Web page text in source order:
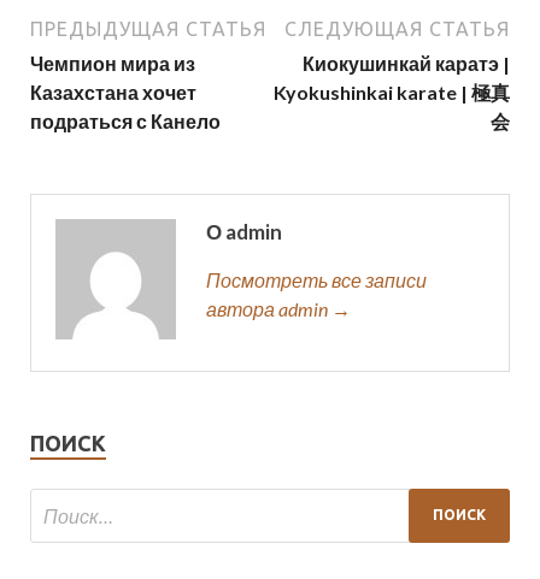
ПРЕДЫДУЩАЯ СТАТЬЯ
Чемпион мира из
Казахстана хочет
подраться с Канело
СЛЕДУЮЩАЯ СТАТЬЯ
Киокушинкай каратэ |
Kyokushinkai karate | 極真
会
О admin
Посмотреть все записи
автора admin →
ПОИСК